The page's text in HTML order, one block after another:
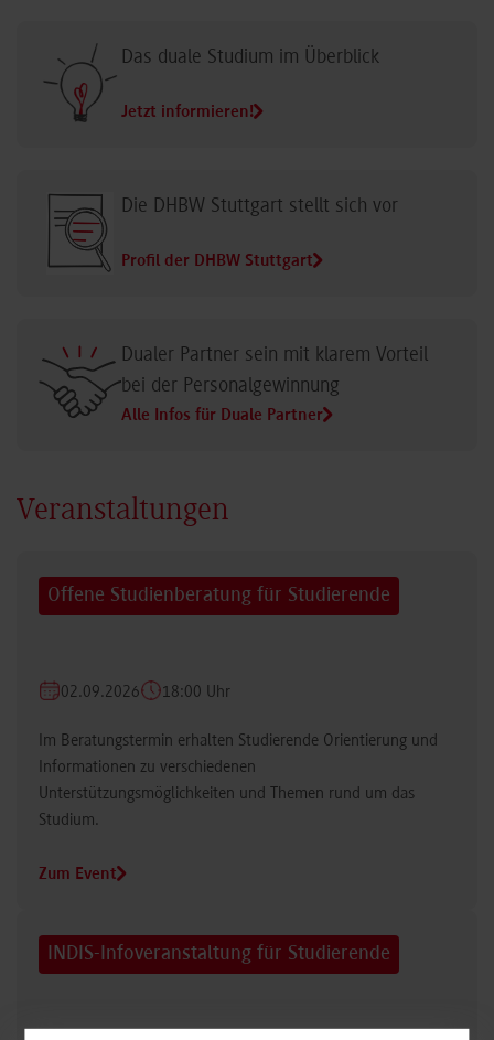
Das duale Studium im Überblick
Jetzt informieren!
Die DHBW Stuttgart stellt sich vor
Profil der DHBW Stuttgart
Dualer Partner sein mit klarem Vorteil
bei der Personalgewinnung
Alle Infos für Duale Partner
Veranstaltungen
Offene Studienberatung für Studierende
02.09.2026 18:00 Uhr
Im Beratungstermin erhalten Studierende Orientierung und
Informationen zu verschiedenen
Unterstützungsmöglichkeiten und Themen rund um das
Studium.
Zum Event
INDIS-Infoveranstaltung für Studierende